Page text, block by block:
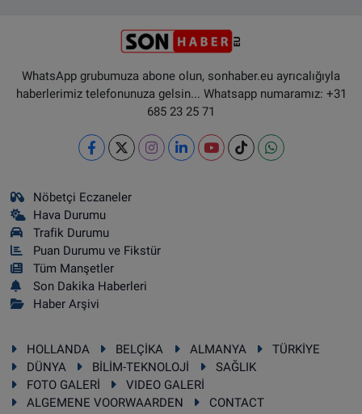
WhatsApp grubumuza abone olun, sonhaber.eu ayrıcalığıyla
haberlerimiz telefonunuza gelsin... Whatsapp numaramız: +31
685 23 25 71
Nöbetçi Eczaneler
Hava Durumu
Trafik Durumu
Puan Durumu ve Fikstür
Tüm Manşetler
Son Dakika Haberleri
Haber Arşivi
HOLLANDA BELÇİKA ALMANYA
TÜRKİYE
DÜNYA
BİLİM-TEKNOLOJİ
SAĞLIK
FOTO GALERİ
VIDEO GALERİ
ALGEMENE VOORWAARDEN
CONTACT